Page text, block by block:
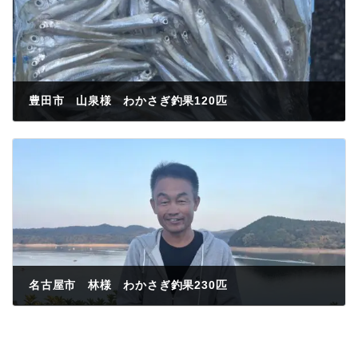
豊田市 山泉様 わかさぎ釣果120匹
名古屋市 林様 わかさぎ釣果230匹